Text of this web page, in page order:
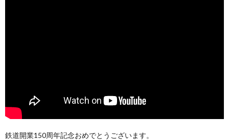
鉄道開業150周年記念おめでとうございます。